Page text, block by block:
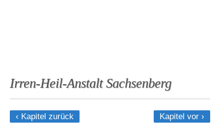
Irren-Heil-Anstalt Sachsenberg
‹ Kapitel zurück Kapitel vor ›